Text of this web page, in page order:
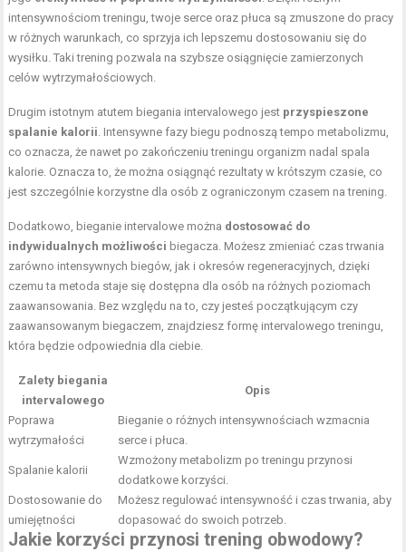
intensywnościom treningu, twoje serce oraz płuca są zmuszone do pracy
w różnych warunkach, co sprzyja ich lepszemu dostosowaniu się do
wysiłku. Taki trening pozwala na szybsze osiągnięcie zamierzonych
celów wytrzymałościowych.
Drugim istotnym atutem biegania intervalowego jest przyspieszone
spalanie kalorii. Intensywne fazy biegu podnoszą tempo metabolizmu,
co oznacza, że nawet po zakończeniu treningu organizm nadal spala
kalorie. Oznacza to, że można osiągnąć rezultaty w krótszym czasie, co
jest szczególnie korzystne dla osób z ograniczonym czasem na trening.
Dodatkowo, bieganie intervalowe można dostosować do
indywidualnych możliwości biegacza. Możesz zmieniać czas trwania
zarówno intensywnych biegów, jak i okresów regeneracyjnych, dzięki
czemu ta metoda staje się dostępna dla osób na różnych poziomach
zaawansowania. Bez względu na to, czy jesteś początkującym czy
zaawansowanym biegaczem, znajdziesz formę intervalowego treningu,
która będzie odpowiednia dla ciebie.
Zalety biegania
intervalowego
Opis
Poprawa
wytrzymałości
Bieganie o różnych intensywnościach wzmacnia
serce i płuca.
Spalanie kalorii
Wzmożony metabolizm po treningu przynosi
dodatkowe korzyści.
Dostosowanie do
umiejętności
Możesz regulować intensywność i czas trwania, aby
dopasować do swoich potrzeb.
Jakie korzyści przynosi trening obwodowy?